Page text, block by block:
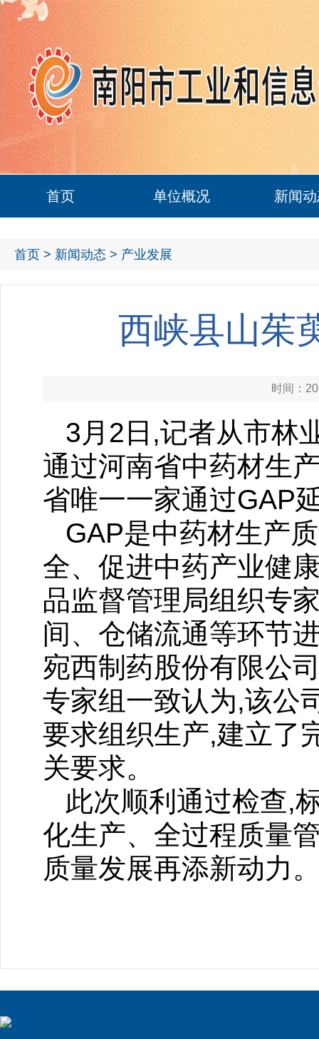
首页 单位概况 新闻
首页 > 新闻动态 > 产业发展
西峡县山茱
时间：
3月2日,记者从市林
通过河南省中药材生
省唯一一家通过GAP
GAP是中药材生产
全、促进中药产业健
品监督管理局组织专
间、仓储流通等环节
宛西制药股份有限公
专家组一致认为,该公
要求组织生产,建立了
关要求。
此次顺利通过检查,
化生产、全过程质量
质量发展再添新动力